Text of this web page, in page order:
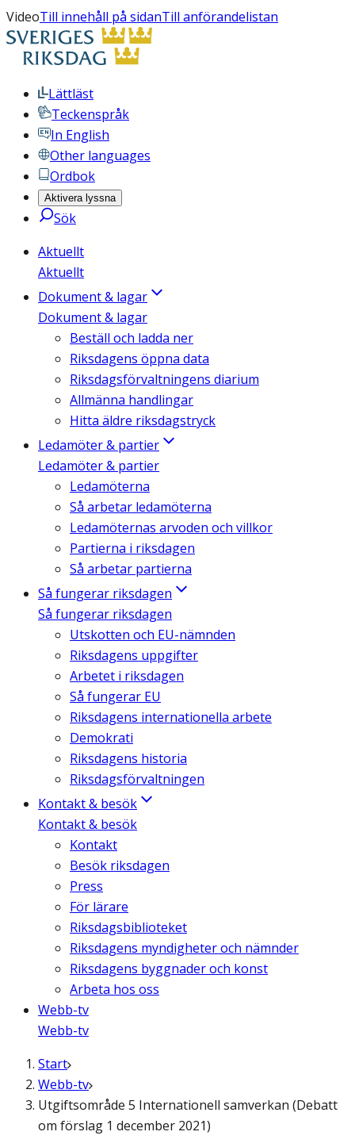
VideoTill innehåll på sidanTill anförandelistan
Lättläst
Teckenspråk
In English
Other languages
Ordbok
Aktivera lyssna
Sök
Aktuellt
Aktuellt
Dokument & lagar
Dokument & lagar
Beställ och ladda ner
Riksdagens öppna data
Riksdagsförvaltningens diarium
Allmänna handlingar
Hitta äldre riksdagstryck
Ledamöter & partier
Ledamöter & partier
Ledamöterna
Så arbetar ledamöterna
Ledamöternas arvoden och villkor
Partierna i riksdagen
Så arbetar partierna
Så fungerar riksdagen
Så fungerar riksdagen
Utskotten och EU-nämnden
Riksdagens uppgifter
Arbetet i riksdagen
Så fungerar EU
Riksdagens internationella arbete
Demokrati
Riksdagens historia
Riksdagsförvaltningen
Kontakt & besök
Kontakt & besök
Kontakt
Besök riksdagen
Press
För lärare
Riksdagsbiblioteket
Riksdagens myndigheter och nämnder
Riksdagens byggnader och konst
Arbeta hos oss
Webb-tv
Webb-tv
Start
Webb-tv
Utgiftsområde 5 Internationell samverkan (Debatt
om förslag 1 december 2021)